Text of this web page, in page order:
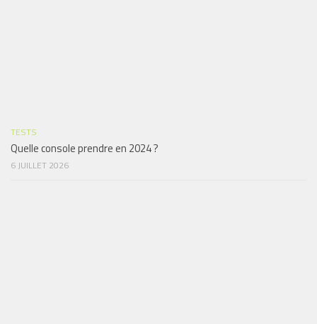
TESTS
Quelle console prendre en 2024 ?
6 JUILLET 2026